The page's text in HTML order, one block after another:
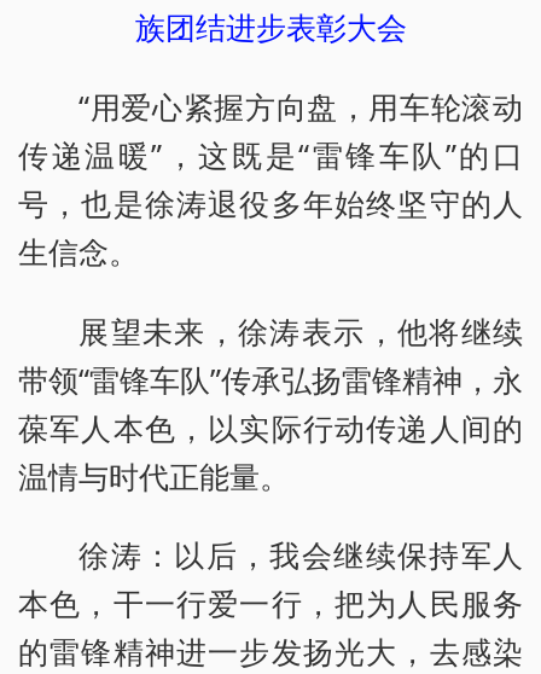
族团结进步表彰大会
“用爱心紧握方向盘，用车轮滚动
传递温暖”，这既是“雷锋车队”的口
号，也是徐涛退役多年始终坚守的人
生信念。
展望未来，徐涛表示，他将继续
带领“雷锋车队”传承弘扬雷锋精神，永
葆军人本色，以实际行动传递人间的
温情与时代正能量。
徐涛：以后，我会继续保持军人
本色，干一行爱一行，把为人民服务
的雷锋精神进一步发扬光大，去感染